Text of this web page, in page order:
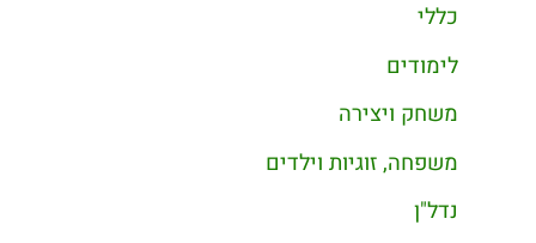
כללי
לימודים
משחק ויצירה
משפחה, זוגיות וילדים
נדל"ן